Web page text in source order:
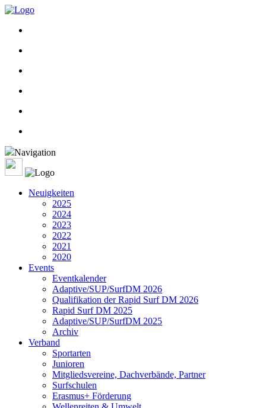
Navigation
Neuigkeiten
2025
2024
2023
2022
2021
2020
Events
Eventkalender
Adaptive/SUP/SurfDM 2026
Qualifikation der Rapid Surf DM 2026
Rapid Surf DM 2025
Adaptive/SUP/SurfDM 2025
Archiv
Verband
Sportarten
Junioren
Mitgliedsvereine, Dachverbände, Partner
Surfschulen
Erasmus+ Förderung